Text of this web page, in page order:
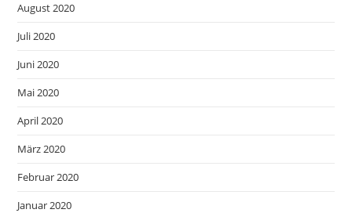
August 2020
Juli 2020
Juni 2020
Mai 2020
April 2020
März 2020
Februar 2020
Januar 2020